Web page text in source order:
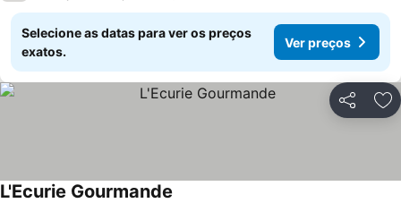
Selecione as datas para ver os preços
exatos.
Ver preços
Partilhar
L'Ecurie Gourmande